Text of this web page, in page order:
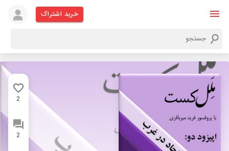
خرید اشتراک
2
2